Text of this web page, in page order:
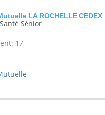
LA ROCHELLE CEDEX
Sénior
17